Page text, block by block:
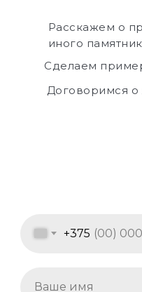
+375
Расскажем о
иного
Сделаем
Договоримся о